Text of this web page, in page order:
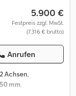
5.900 €
Festpreis zzgl. MwSt.
(7.316 € brutto)
Anrufen
2 Achsen,
mm